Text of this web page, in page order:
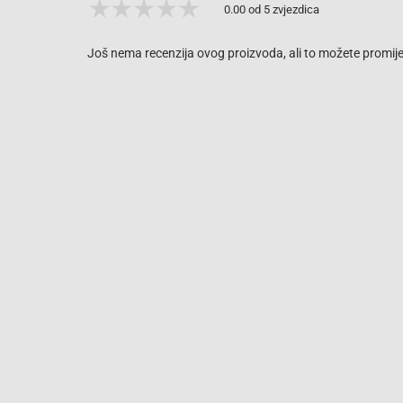
0.00 od 5 zvjezdica
Još nema recenzija ovog proizvoda, ali to možete